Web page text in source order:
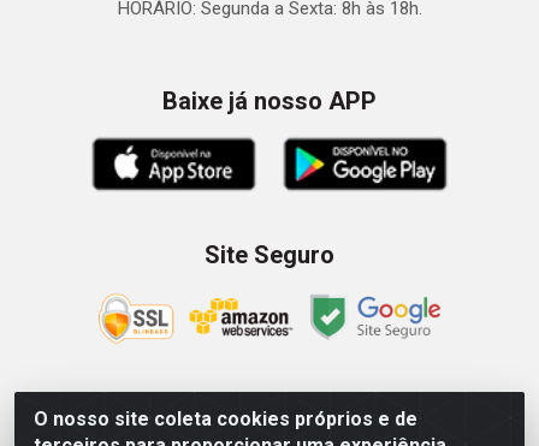
O nosso site coleta cookies próprios e de
HORÁRIO: Segunda a Sexta: 8h às 18h.
Baixe já nosso APP
Site Seguro
Zein Importação e Comércio LTDA - Av. Senador Queiróz, 274